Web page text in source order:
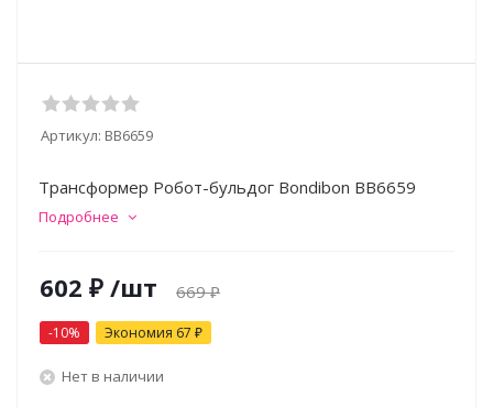
Артикул: ВВ6659
Трансформер Робот-бульдог Bondibon ВВ6659
Подробнее
602 ₽ /шт 669₽
-10% Экономия 67 ₽
Нет в наличии